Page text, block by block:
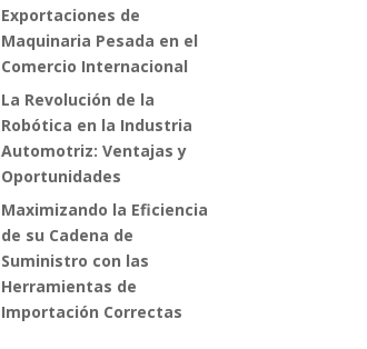
Exportaciones de
Maquinaria Pesada en el
Comercio Internacional
La Revolución de la
Robótica en la Industria
Automotriz: Ventajas y
Oportunidades
Maximizando la Eficiencia
de su Cadena de
Suministro con las
Herramientas de
Importación Correctas